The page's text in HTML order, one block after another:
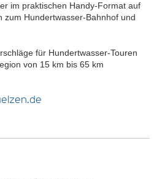
im praktischen Handy-Format auf
zum Hundertwasser-Bahnhof und
für Hundertwasser-Touren
von 15 km bis 65 km